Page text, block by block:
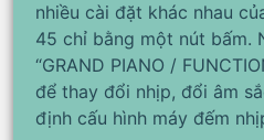
nhiều cài đặt khác nhau
45 chỉ bằng một nút bấm.
“GRAND PIANO /
để thay đổi nhịp, đổi âm
định cấu hình máy đếm